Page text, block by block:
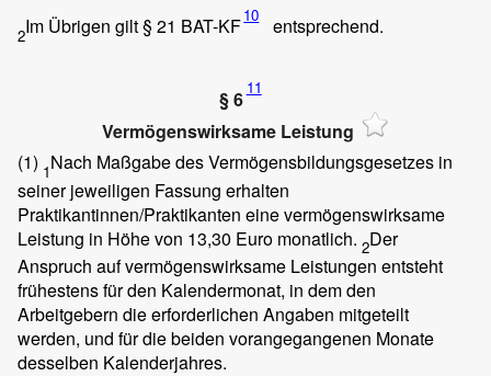
2Im Übrigen gilt § 21 BAT-KF10 entsprechend.
§ 6 11
Vermögenswirksame Leistung
(1) 1Nach Maßgabe des Vermögensbildungsgesetzes in
seiner jeweiligen Fassung erhalten
Praktikantinnen/Praktikanten eine vermögenswirksame
Leistung in Höhe von 13,30 Euro monatlich. 2Der
Anspruch auf vermögenswirksame Leistungen entsteht
frühestens für den Kalendermonat, in dem den
Arbeitgebern die erforderlichen Angaben mitgeteilt
werden, und für die beiden vorangegangenen Monate
desselben Kalenderjahres.